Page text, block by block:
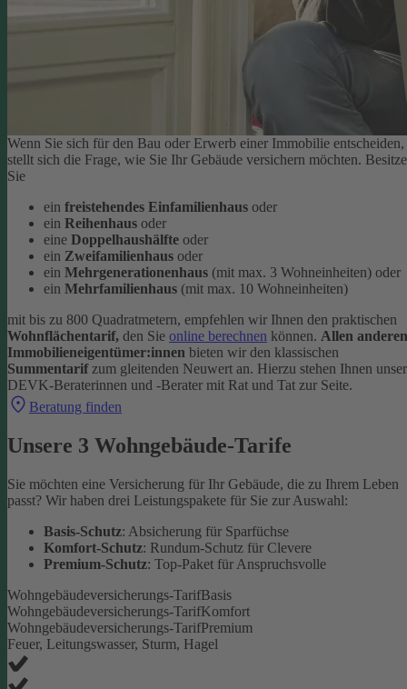
Wenn Sie sich für den Bau oder Erwerb einer Immobilie entscheiden,
stellt sich die Frage, wie Sie Ihr Gebäude versichern möchten.
Sie
ein freistehendes Einfamilienhaus oder
ein Reihenhaus oder
eine Doppelhaushälfte oder
ein Zweifamilienhaus oder
ein Mehrgenerationenhaus (mit max. 3 Wohneinheiten) oder
ein Mehrfamilienhaus (mit max. 10 Wohneinheiten)
mit bis zu 800 Quadratmetern, empfehlen wir Ihnen den praktischen
Wohnflächentarif, den Sie online berechnen können. Allen anderen
Immobilieneigentümer:innen bieten wir den klassischen
Summentarif zum gleitenden Neuwert an. Hierzu stehen Ihnen
DEVK-Beraterinnen und -Berater mit Rat und Tat zur Seite.
Beratung finden
Unsere 3 Wohngebäude-Tarife
Sie möchten eine Versicherung für Ihr Gebäude, die zu Ihrem Leben
passt? Wir haben drei Leistungspakete für Sie zur Auswahl:
Basis-Schutz: Absicherung für Sparfüchse
Komfort-Schutz: Rundum-Schutz für Clevere
Premium-Schutz: Top-Paket für Anspruchsvolle
Wohngebäudeversicherungs-TarifBasis
Wohngebäudeversicherungs-TarifKomfort
Wohngebäudeversicherungs-TarifPremium
Feuer, Leitungswasser, Sturm, Hagel